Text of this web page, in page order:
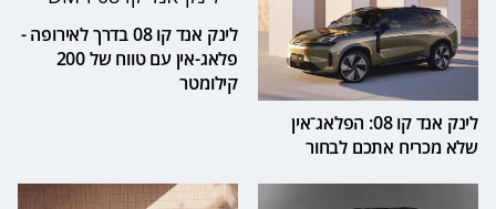
לינק אנד קו 08: הפלאג־אין
שלא מכריח אתכם לבחור
לינק אנד קו 08 בדרך לאירופה -
פלאג-אין עם טווח של 200
קילומטר